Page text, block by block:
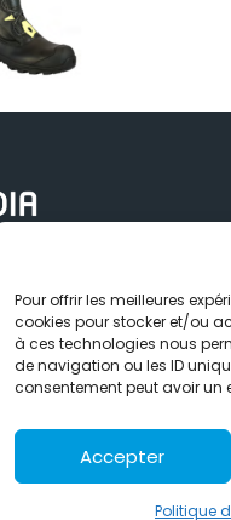
Pour offrir les meilleures
cookies pour stocker et/ou
à ces technologies nous
de navigation ou les ID
consentement peut avoir un
Accepter
Politique
à Grenoble. Depuis
à un réseau d’agences